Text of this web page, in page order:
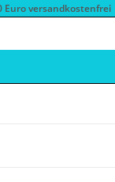
Euro versandkostenfrei